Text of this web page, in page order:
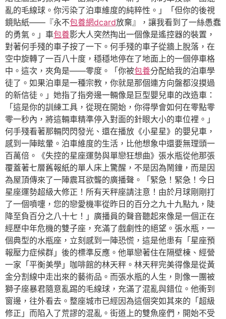
亂的毛線球。你污染了泊車維度的純粹性。」「但你的後視
鏡貼紙——『永不包養網dcard放棄』，讓我看到了一絲愚蠢
的勇氣。」車包養影大人突然掏出一個像是遙控器的裝置，
對著何手殘的車子按了一下。何手殘的車子從牆上脫落，在
空中旋轉了一百八十度，穩穩地停在了地面上的一個停車格
中。這次，夾角是——零度。「你被包養分配給我的泊車學
徒了。如果泊車是一種宗教，你就是那個連方向盤都沒摸過
的新信徒。」她指了指旁邊一輛像是巨型嬰兒車的改造車：
「這是你的訓練工具，從現在開始，你得學會如何在零點零
零一秒內，將這輛車精準停入對面的針眼大小的車位裡。」
何手殘看著那輛閃閃發光、還在播放《小星星》的嬰兒車，
感到一陣眩暈。泊車維度的生活，比他想象中還要無理頭一
百萬倍。《失控的星座運勢與單戀狂想曲》張水瓶從他那張
覆蓋著七層舊報紙的單人床上驚醒，不是因為鬧鐘，而是因
為屋頂傳來了一陣震耳欲聾的廣播聲。「緊急！緊急！今日
星座運勢超級大修正！所有天秤座請注意！由於月球剛剛打
了一個噴嚏，您的戀愛機率從昨日的百分之九十九點九，陡
降至負百分之八十七！」廣播員的聲音聽起來像是一個正在
經歷中年危機的雙子座，充滿了戲劇性的絕望。張水瓶，一
個典型的水瓶座，立刻感到一陣恐慌，這是他患有「星座預
報壓力症候群」後的標準反應。他單戀著住在隔壁棟、經營
一家「平衡美學」咖啡館的林天秤。林天秤完美得像是從黃
金分割線中走出來的藝術品。而張水瓶的人生，則像一團被
獅子座暴君隨意亂踢的毛線球，充滿了混亂與錯位。他衝到
窗邊，往外看去。整座城市已經因為這個突如其來的「超級
修正」而陷入了荒謬的混亂。街道上的雙魚座們，開始不受